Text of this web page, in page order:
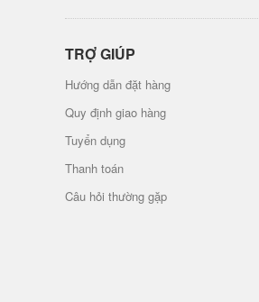
TRỢ GIÚP
Hướng dẫn đặt hàng
Quy định giao hàng
Tuyển dụng
Thanh toán
Câu hỏi thường gặp